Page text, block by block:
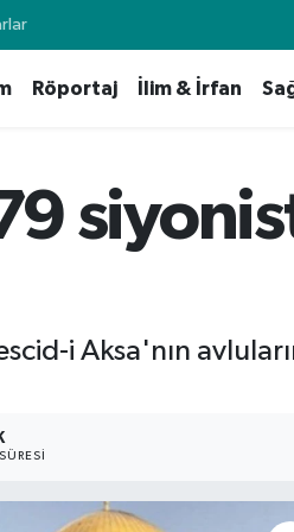
Röportaj İlim & İrfan
i Aksa'nın